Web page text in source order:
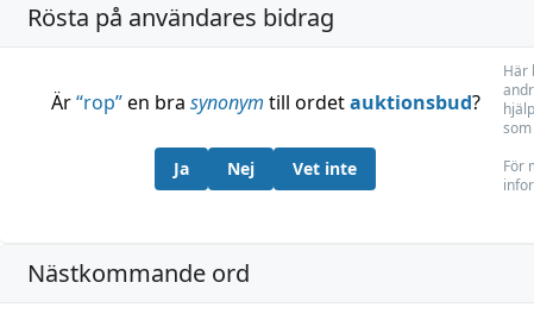
Rösta på användares bidrag
Är“rop”en bra synonym till ordetauktionsbud?
Ja Nej Vet inte
Här
För
Nästkommande ord